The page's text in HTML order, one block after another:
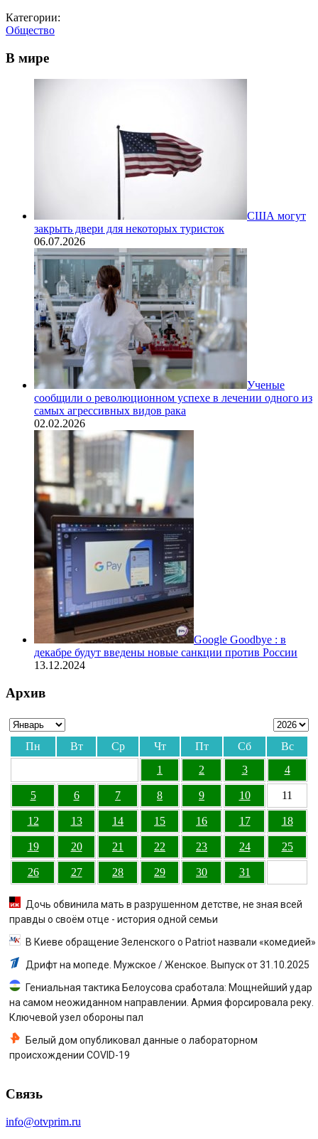
Категории:
Общество
В мире
США могут
закрыть двери для некоторых туристок
06.07.2026
Ученые
сообщили о революционном успехе в лечении одного из
самых агрессивных видов рака
02.02.2026
Google Goodbye : в
декабре будут введены новые санкции против России
13.12.2024
Архив
Пн Вт Ср Чт Пт Сб
Вс
1
2 3 4
5 6 7 8 9 10 11
12 13 14 15 16 17 18
19 20 21 22 23 24 25
26 27 28 29 30 31
Дочь обвинила мать в разрушенном детстве, не зная всей
правды о своём отце - история одной семьи
В Киеве обращение Зеленского о Patriot назвали «комедией»
Дрифт на мопеде. Мужское / Женское. Выпуск от 31.10.2025
Гениальная тактика Белоусова сработала: Мощнейший удар
на самом неожиданном направлении. Армия форсировала реку.
Ключевой узел обороны пал
Белый дом опубликовал данные о лабораторном
происхождении COVID-19
Связь
info@otvprim.ru